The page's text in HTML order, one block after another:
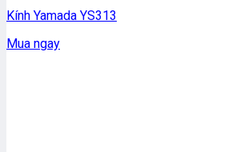
Kính Yamada YS313
Mua ngay